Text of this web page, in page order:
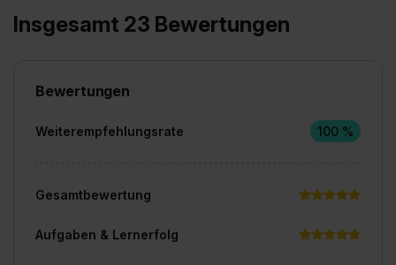
Insgesamt 23 Bewertungen
Bewertungen
Weiterempfehlungsrate 100 %
Gesamtbewertung
Aufgaben & Lernerfolg